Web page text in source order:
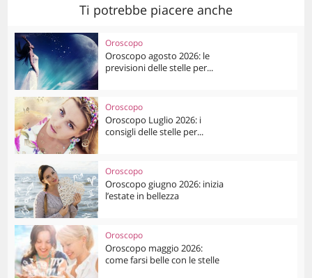
Ti potrebbe piacere anche
Oroscopo
Oroscopo agosto 2026: le
previsioni delle stelle per...
Oroscopo
Oroscopo Luglio 2026: i
consigli delle stelle per...
Oroscopo
Oroscopo giugno 2026: inizia
l’estate in bellezza
Oroscopo
Oroscopo maggio 2026:
come farsi belle con le stelle